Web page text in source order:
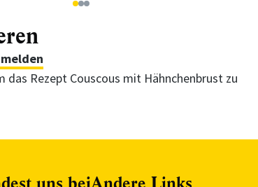
123
das Rezept Couscous mit Hähnchenbrust zu